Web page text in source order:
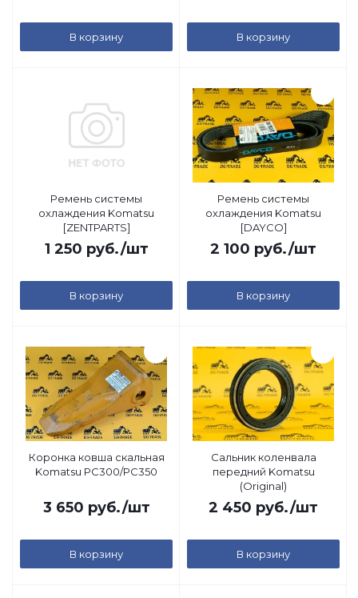
В корзину В корзину
Ремень системы
охлаждения Komatsu
[ZENTPARTS]
1 250 руб./шт
В корзину
Ремень системы
охлаждения Komatsu
[DAYCO]
2 100 руб./шт
В корзину
Коронка ковша скальная
Komatsu PC300/PC350
3 650 руб./шт
В корзину
Сальник коленвала
передний Komatsu
(Original)
2 450 руб./шт
В корзину